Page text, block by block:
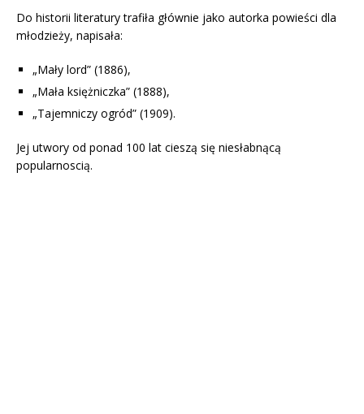
Do historii literatury trafiła głównie jako autorka powieści dla
młodzieży, napisała:
„Mały lord” (1886),
„Mała księżniczka” (1888),
„Tajemniczy ogród” (1909).
Jej utwory od ponad 100 lat cieszą się niesłabnącą
popularnoscią.